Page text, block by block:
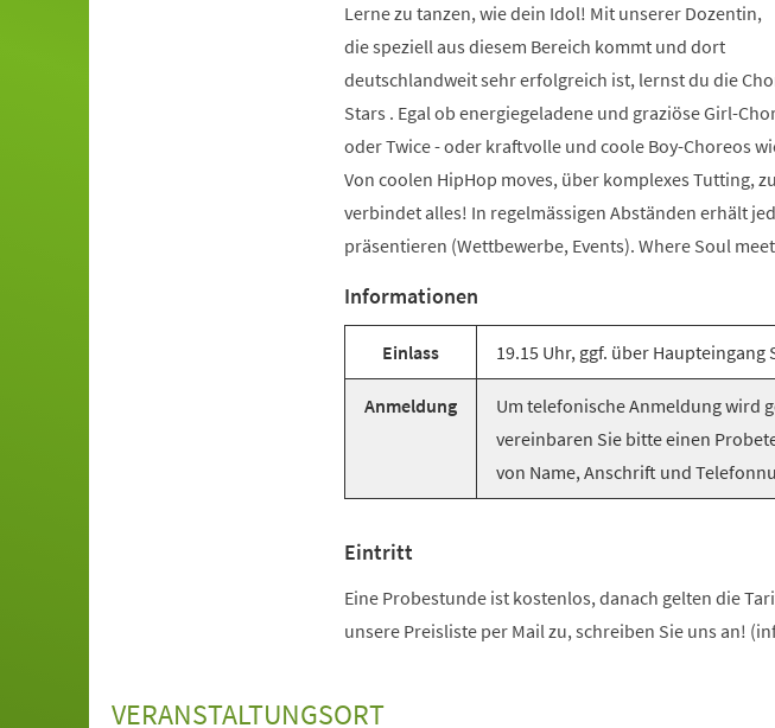
Lerne zu tanzen, wie dein Idol! Mit unserer Dozentin,
die speziell aus diesem Bereich kommt und dort
deutschlandweit sehr erfolgreich ist, lernst du die
Stars . Egal ob energiegeladene und graziöse Girl-
oder Twice - oder kraftvolle und coole Boy-Choreos
Von coolen HipHop moves, über komplexes Tutting,
verbindet alles! In regelmässigen Abständen erhält
präsentieren (Wettbewerbe, Events). Where Soul
Informationen
Einlass 19.15 Uhr, ggf. über Haupteingang
Anmeldung
Um telefonische Anmeldung wird
vereinbaren Sie bitte einen
von Name, Anschrift und
Eintritt
Eine Probestunde ist kostenlos, danach gelten die
unsere Preisliste per Mail zu, schreiben Sie uns an!
VERANSTALTUNGSORT